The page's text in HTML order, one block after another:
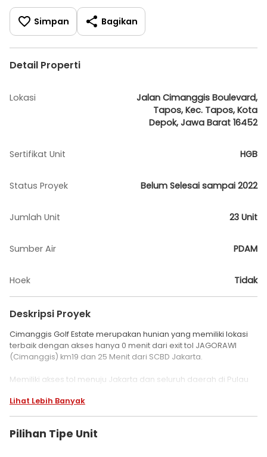
Simpan Bagikan
Detail Properti
Lokasi
Jalan Cimanggis Boulevard,
Tapos, Kec. Tapos, Kota
Depok, Jawa Barat 16452
Sertifikat Unit HGB
Status Proyek Belum Selesai sampai 2022
Jumlah Unit 23 Unit
Sumber Air PDAM
Hoek Tidak
Deskripsi Proyek
Cimanggis Golf Estate merupakan hunian yang memiliki lokasi
terbaik dengan akses hanya 0 menit dari exit tol JAGORAWI
(Cimanggis) km19 dan 25 Menit dari SCBD Jakarta.
Memiliki akses tol menuju Jakarta dan seluruh daerah di Pulau
khusus oleh Arnold Palmer dan Jack Nicklaus.
Kawasan yang bebas banjir, dengan serapan air berupa
Lihat Lebih Banyak
Pilihan Tipe Unit